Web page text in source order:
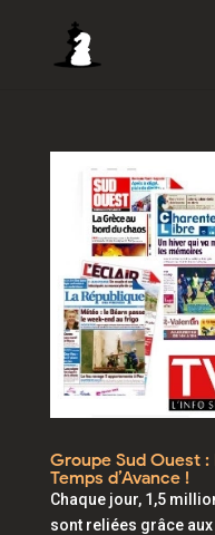
Groupe Sud Ouest :
Temps d’Avance !
Chaque jour, 1,5
sont reliées grâce